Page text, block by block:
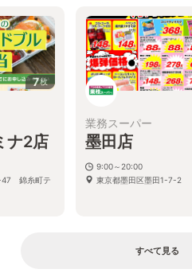
7枚
ナ2店
47 錦糸町テ
業務スーパー
墨田店
9:00～20:00
東京都墨田区墨田1-7-2
すべて見る